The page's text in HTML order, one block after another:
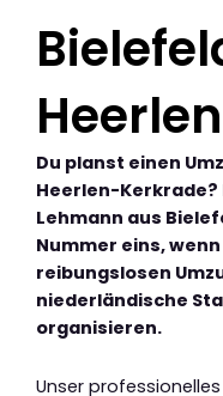
Du planst einen
Heerlen-Kerkrade?
Lehmann aus
Nummer eins,
reibungslosen
niederländische
organisieren.
Unser